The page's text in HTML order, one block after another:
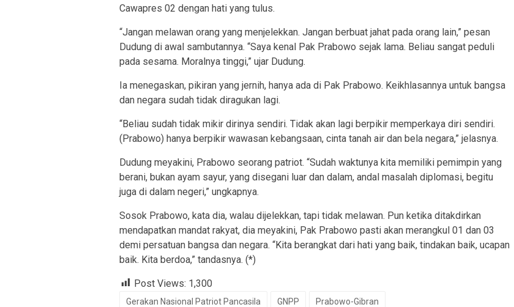
Cawapres 02 dengan hati yang tulus.
“Jangan melawan orang yang menjelekkan. Jangan berbuat jahat pada orang lain,” pesan
Dudung di awal sambutannya. “Saya kenal Pak Prabowo sejak lama. Beliau sangat peduli
pada sesama. Moralnya tinggi,” ujar Dudung.
Ia menegaskan, pikiran yang jernih, hanya ada di Pak Prabowo. Keikhlasannya untuk bangsa
dan negara sudah tidak diragukan lagi.
“Beliau sudah tidak mikir dirinya sendiri. Tidak akan lagi berpikir memperkaya diri sendiri.
(Prabowo) hanya berpikir wawasan kebangsaan, cinta tanah air dan bela negara,” jelasnya.
Dudung meyakini, Prabowo seorang patriot. “Sudah waktunya kita memiliki pemimpin yang
berani, bukan ayam sayur, yang disegani luar dan dalam, andal masalah diplomasi, begitu
juga di dalam negeri,” ungkapnya.
Sosok Prabowo, kata dia, walau dijelekkan, tapi tidak melawan. Pun ketika ditakdirkan
mendapatkan mandat rakyat, dia meyakini, Pak Prabowo pasti akan merangkul 01 dan 03
demi persatuan bangsa dan negara. “Kita berangkat dari hati yang baik, tindakan baik, ucapan
baik. Kita berdoa,” tandasnya. (*)
Post Views: 1,300
Gerakan Nasional Patriot Pancasila GNPP Prabowo-Gibran